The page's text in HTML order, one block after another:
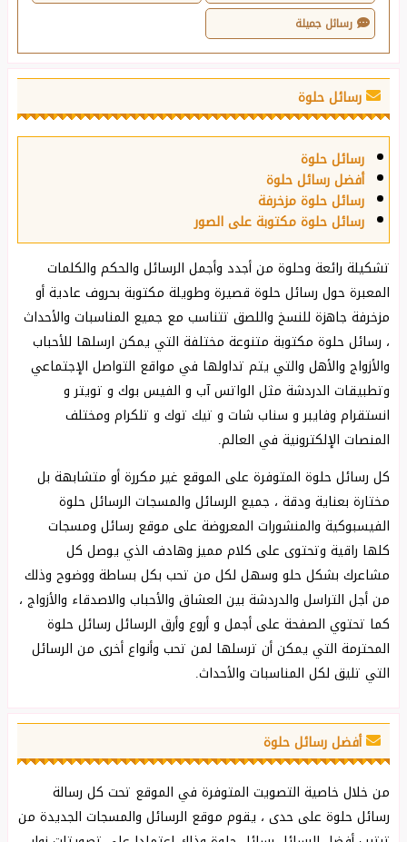
رسائل جميلة
رسائل حلوة
رسائل حلوة
أفضل رسائل حلوة
رسائل حلوة مزخرفة
رسائل حلوة مكتوبة على الصور
تشكيلة رائعة وحلوة من أجدد وأجمل الرسائل والحكم والكلمات
المعبرة حول رسائل حلوة قصيرة وطويلة مكتوبة بحروف عادية أو
مزخرفة جاهزة للنسخ واللصق تتناسب مع جميع المناسبات والأحداث
، رسائل حلوة مكتوبة متنوعة مختلفة التي يمكن ارسلها للأحباب
والأزواج والأهل والتي يتم تداولها في مواقع التواصل الإجتماعي
وتطبيقات الدردشة مثل الواتس آب و الفيس بوك و تويتر و
انستقرام وفايبر و سناب شات و تيك توك و تلكرام ومختلف
المنصات الإلكترونية في العالم.
كل رسائل حلوة المتوفرة على الموقع غير مكررة أو متشابهة بل
مختارة بعناية ودقة ، جميع الرسائل والمسجات الرسائل حلوة
الفيسبوكية والمنشورات المعروضة على موقع رسائل ومسجات
كلها راقية وتحتوى على كلام مميز وهادف الذي يوصل كل
مشاعرك بشكل ‏حلو وسهل لكل من تحب بكل بساطة ووضوح وذلك
من أجل التراسل والدردشة بين العشاق والأحباب ‏والاصدقاء والأزواج ،
كما تحتوي الصفحة على أجمل و أروع وأرق الرسائل رسائل حلوة
المحترمة التي يمكن أن ترسلها لمن تحب وأنواع أخرى من الرسائل
التي تليق لكل المناسبات والأحداث.
أفضل رسائل حلوة
من خلال خاصية التصويت المتوفرة في الموقع تحت كل رسالة
رسائل حلوة على حدى ، يقوم موقع الرسائل والمسجات الجديدة من